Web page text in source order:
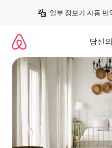
일부 정보가 자동 번
당신